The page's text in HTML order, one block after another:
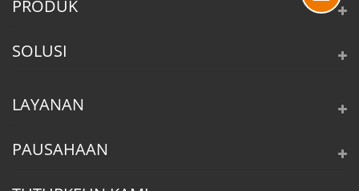
PRODUK
SOLUSI
LAYANAN
PAUSAHAAN